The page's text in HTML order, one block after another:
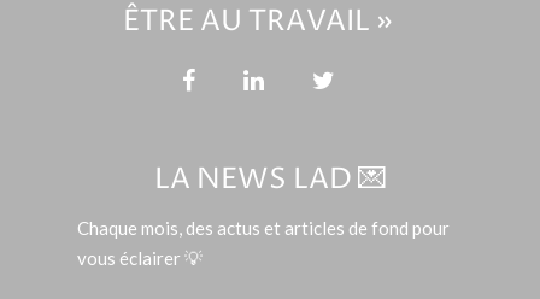
ÊTRE AU TRAVAIL »
LA NEWS LAD 💌
Chaque mois, des actus et articles de fond pour
vous éclairer 💡